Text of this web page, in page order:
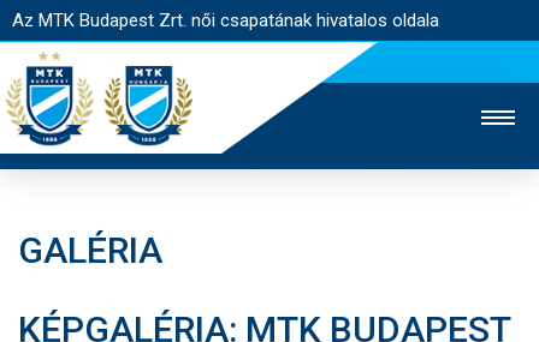
Az MTK Budapest Zrt. női csapatának hivatalos oldala
JEGYÉRTÉKESÍTÉS
WEBSHOP
STADION
GALÉRIA
KÉPGALÉRIA: MTK BUDAPEST